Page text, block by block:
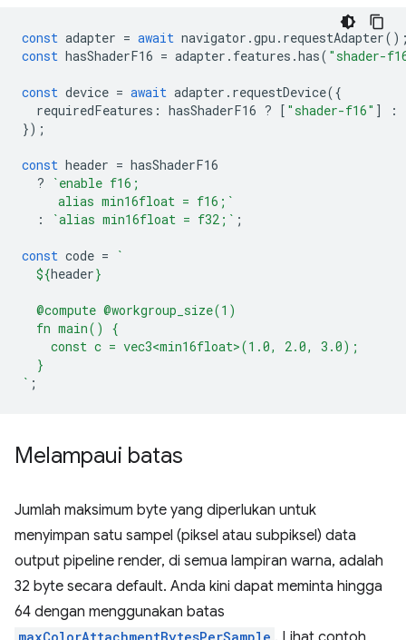
const adapter = await navigator .gpu . requestAdapter
const hasShaderF16 = adapter . features .has( "shader-
const device = await adapter . requestDevice({
requiredFeatures : hasShaderF16 ? [ "shader-f16" ] :
});
const header = hasShaderF16
?
`enable f16;
     alias min16float = f16;`
:
`alias min16float = f32;` ;
const code =
`
${header}
  @compute @workgroup_size(1)
  fn main() {
    const c = vec3<min16float>(1.0, 2.0, 3.0);
  }
` ;
Melampaui batas
Jumlah maksimum byte yang diperlukan untuk
menyimpan satu sampel (piksel atau subpiksel) data
output pipeline render, di semua lampiran warna, adalah
32 byte secara default. Anda kini dapat meminta hingga
64 dengan menggunakan batas